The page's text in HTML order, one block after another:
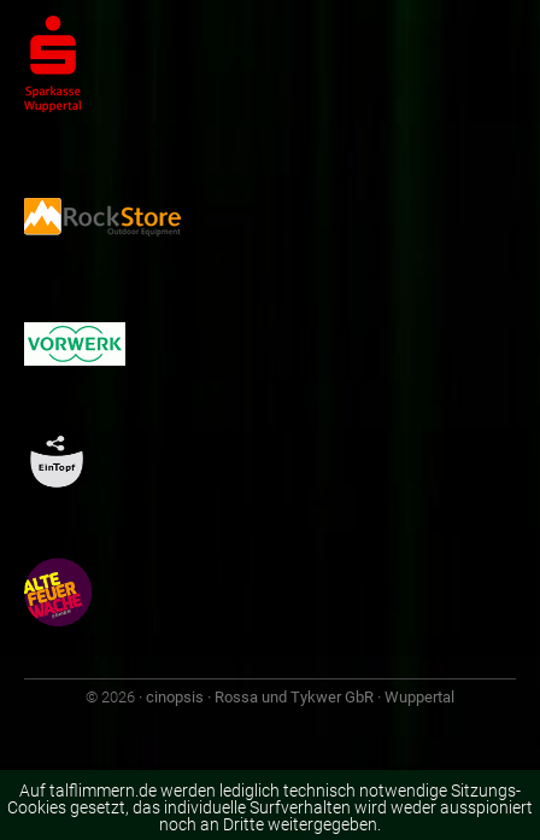
© 2026 · cinopsis · Rossa und Tykwer GbR · Wuppertal
Auf talflimmern.de werden lediglich technisch notwendige Sitzungs-
Cookies gesetzt, das individuelle Surfverhalten wird weder ausspioniert
noch an Dritte weitergegeben.